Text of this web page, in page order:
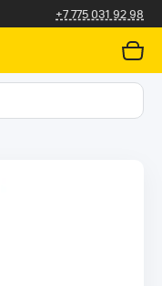
+7 775 031 92 98